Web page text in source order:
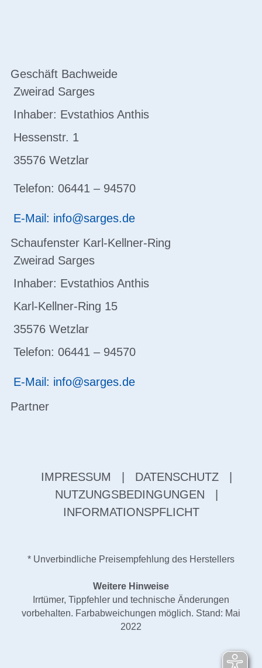
Geschäft Bachweide
Zweirad Sarges
Inhaber: Evstathios Anthis
Hessenstr. 1
35576 Wetzlar
Telefon: 06441 – 94570
E-Mail: info@sarges.de
Schaufenster Karl-Kellner-Ring
Zweirad Sarges
Inhaber: Evstathios Anthis
Karl-Kellner-Ring 15
35576 Wetzlar
Telefon: 06441 – 94570
E-Mail: info@sarges.de
Partner
IMPRESSUM DATENSCHUTZ
NUTZUNGSBEDINGUNGEN
INFORMATIONSPFLICHT
* Unverbindliche Preisempfehlung des Herstellers
Weitere Hinweise
Irrtümer, Tippfehler und technische Änderungen
vorbehalten. Farbabweichungen möglich. Stand: Mai
2022